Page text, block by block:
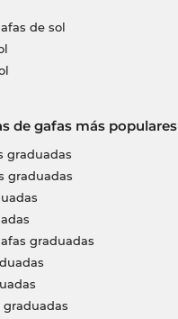
de sol
de gafas más populares
graduadas
graduadas
graduadas
graduadas